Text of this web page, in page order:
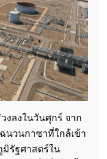
งลงในวันศุกร์ จาก
นวนกาซาที่ใกล้เข้า
มิรัฐศาสตร์ใน